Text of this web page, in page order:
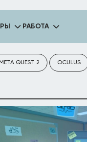
РАБОТА
QUEST 2 OCULUS